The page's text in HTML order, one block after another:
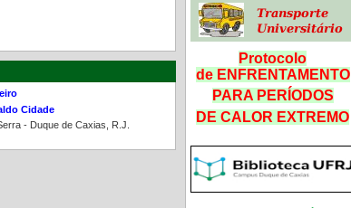
Cidade
- Duque de Caxias, R.J.
Protocolo
de ENFRENTAMENTO
PARA PERÍODOS
DE CALOR EXTREMO